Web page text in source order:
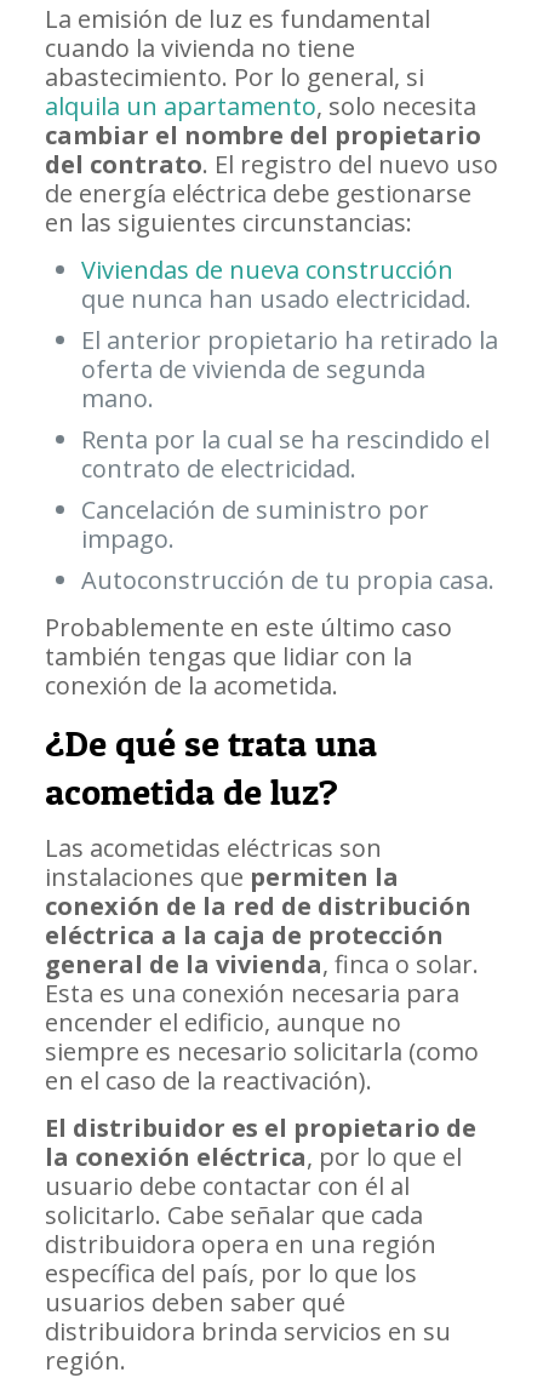
La emisión de luz es fundamental
cuando la vivienda no tiene
abastecimiento. Por lo general, si
alquila un apartamento, solo necesita
cambiar el nombre del propietario
del contrato. El registro del nuevo uso
de energía eléctrica debe gestionarse
en las siguientes circunstancias:
Viviendas de nueva construcción
que nunca han usado electricidad.
El anterior propietario ha retirado la
oferta de vivienda de segunda
mano.
Renta por la cual se ha rescindido el
contrato de electricidad.
Cancelación de suministro por
impago.
Autoconstrucción de tu propia casa.
Probablemente en este último caso
también tengas que lidiar con la
conexión de la acometida.
¿De qué se trata una
acometida de luz?
Las acometidas eléctricas son
instalaciones que permiten la
conexión de la red de distribución
eléctrica a la caja de protección
general de la vivienda, finca o solar.
Esta es una conexión necesaria para
encender el edificio, aunque no
siempre es necesario solicitarla (como
en el caso de la reactivación).
El distribuidor es el propietario de
la conexión eléctrica, por lo que el
usuario debe contactar con él al
solicitarlo. Cabe señalar que cada
distribuidora opera en una región
específica del país, por lo que los
usuarios deben saber qué
distribuidora brinda servicios en su
región.